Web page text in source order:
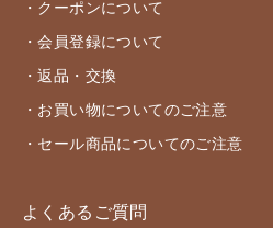
・クーポンについて
・会員登録について
・返品・交換
・お買い物についてのご注意
・セール商品についてのご注意
よくあるご質問